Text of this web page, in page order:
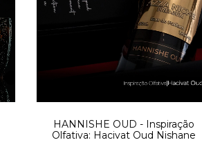
HANNISHE OUD - Inspiração
Olfativa: Hacivat Oud Nishane